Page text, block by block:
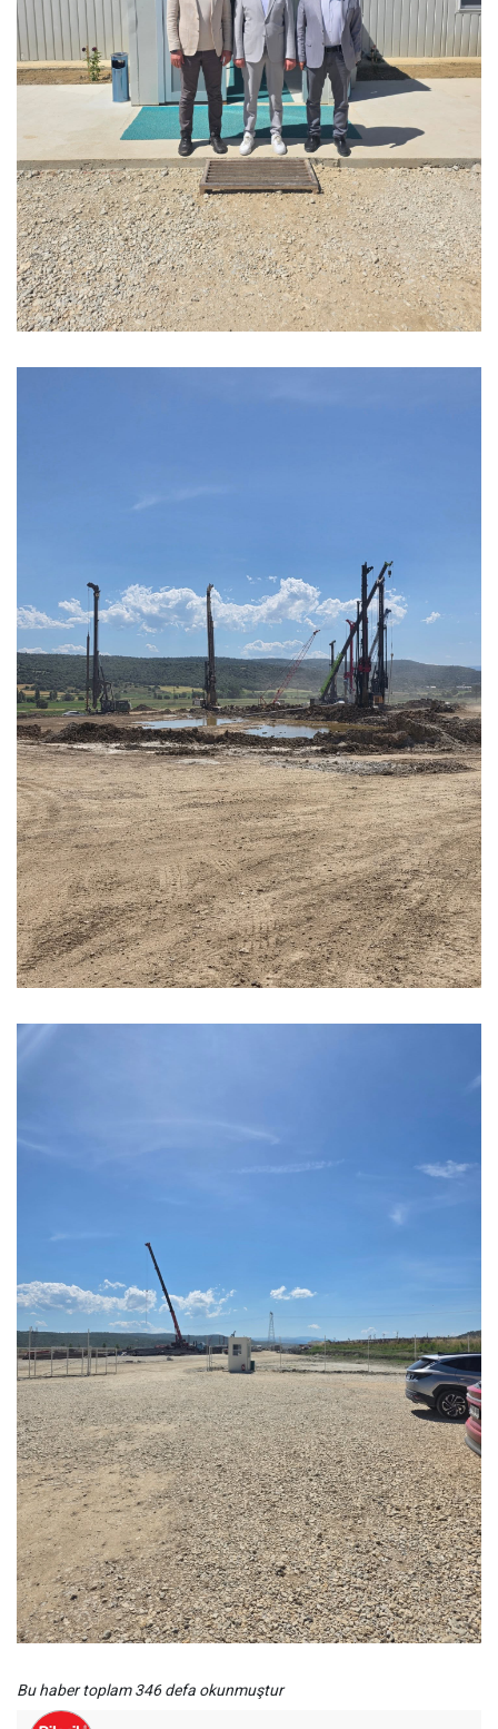
Bu haber toplam 346 defa okunmuştur